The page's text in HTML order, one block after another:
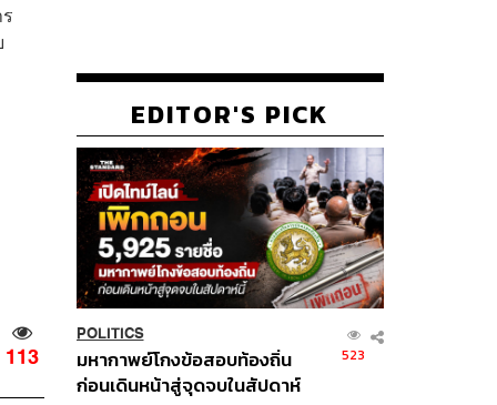
113
EDITOR'S PICK
POLITICS
มหากาพย์โกงข้อสอบท้องถิ่น
ก่อนเดินหน้าสู่จุดจบในสัปดาห์
523